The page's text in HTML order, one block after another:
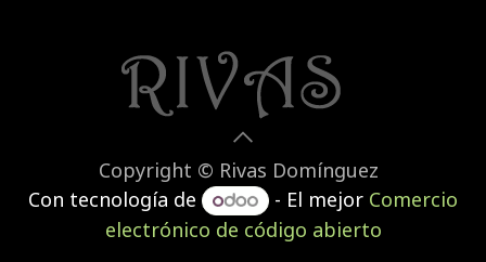
Copyright © Rivas Domínguez
Con tecnología de
- El mejor Comercio
electrónico de código abierto